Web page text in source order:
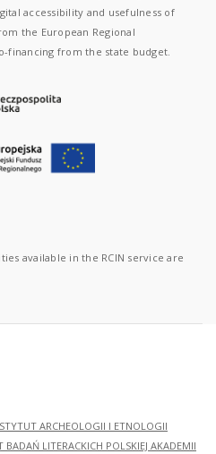
accessibility and usefulness of
the European Regional
financing from the state budget.
available in the RCIN service are
ARCHEOLOGII I ETNOLOGII
BADAŃ LITERACKICH POLSKIEJ AKADEMII